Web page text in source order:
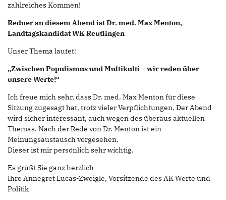
zahlreiches Kommen!
Redner an diesem Abend ist Dr. med. Max Menton,
Landtagskandidat WK Reutlingen
Unser Thema lautet:
„Zwischen Populismus und Multikulti – wir reden über
unsere Werte!“
Ich freue mich sehr, dass Dr. med. Max Menton für diese
Sitzung zugesagt hat, trotz vieler Verpflichtungen. Der Abend
wird sicher interessant, auch wegen des überaus aktuellen
Themas. Nach der Rede von Dr. Menton ist ein
Meinungsaustausch vorgesehen.
Dieser ist mir persönlich sehr wichtig.
Es grüßt Sie ganz herzlich
Ihre Annegret Lucas-Zweigle, Vorsitzende des AK Werte und
Politik